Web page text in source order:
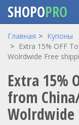
Перейти
основному
SHOPOPRO
Главная
Купоны
Extra 15% OFF
Wolrdwide Free
Extra 15%
from
Wolrdwide